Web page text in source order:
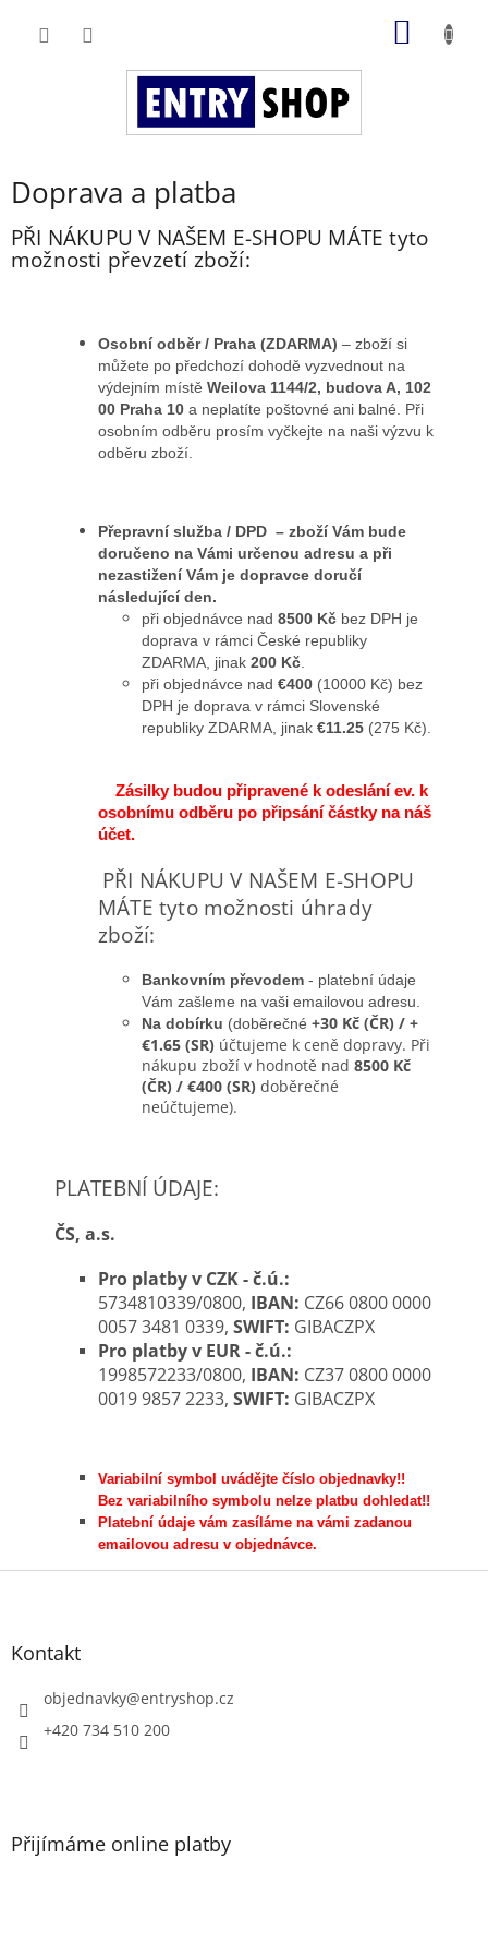
Doprava a platba
PŘI NÁKUPU V NAŠEM E-SHOPU MÁTE tyto
možnosti převzetí zboží:
Osobní odběr / Praha (ZDARMA) – zboží si
můžete po předchozí dohodě vyzvednout na
výdejním místě Weilova 1144/2, budova A, 102
00 Praha 10 a neplatíte poštovné ani balné. Při
osobním odběru prosím vyčkejte na naši výzvu k
odběru zboží.
Přepravní služba / DPD – zboží Vám bude
doručeno na Vámi určenou adresu a při
nezastižení Vám je dopravce doručí
následující den.
při objednávce nad 8500 Kč bez DPH je
doprava v rámci České republiky
ZDARMA, jinak 200 Kč.
při objednávce nad €400 (10000 Kč) bez
DPH je doprava v rámci Slovenské
republiky ZDARMA, jinak €11.25 (275 Kč).
Zásilky budou připravené k odeslání ev. k
osobnímu odběru po připsání částky na náš
účet.
PŘI NÁKUPU V NAŠEM E-SHOPU
MÁTE tyto možnosti úhrady
zboží:
Bankovním převodem - platební údaje
Vám zašleme na vaši emailovou adresu.
Na dobírku (doběrečné +30 Kč (ČR) / +
€1.65 (SR) účtujeme k ceně dopravy. Při
nákupu zboží v hodnotě nad 8500 Kč
(ČR) / €400 (SR) doběrečné
neúčtujeme).
PLATEBNÍ ÚDAJE:
ČS, a.s.
Pro platby v CZK - č.ú.:
5734810339/0800, IBAN: CZ66 0800 0000
0057 3481 0339, SWIFT: GIBACZPX
Pro platby v EUR - č.ú.:
1998572233/0800, IBAN: CZ37 0800 0000
0019 9857 2233, SWIFT: GIBACZPX
Variabilní symbol uvádějte číslo objednavky!!
Bez variabilního symbolu nelze platbu dohledat!!
Platební údaje vám zasíláme na vámi zadanou
emailovou adresu v objednávce.
Z
Kontakt
objednavky@entryshop.cz
+420 734 510 200
Přijímáme online platby